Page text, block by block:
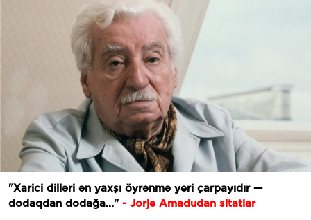
"Xarici dilləri ən yaxşı öyrənmə yeri çarpayıdır —
dodaqdan dodağa..." - Jorje Amadudan sitatlar